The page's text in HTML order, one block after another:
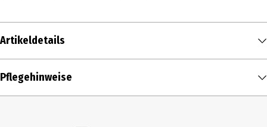
Artikeldetails
Inhalt
Pflegehinweise